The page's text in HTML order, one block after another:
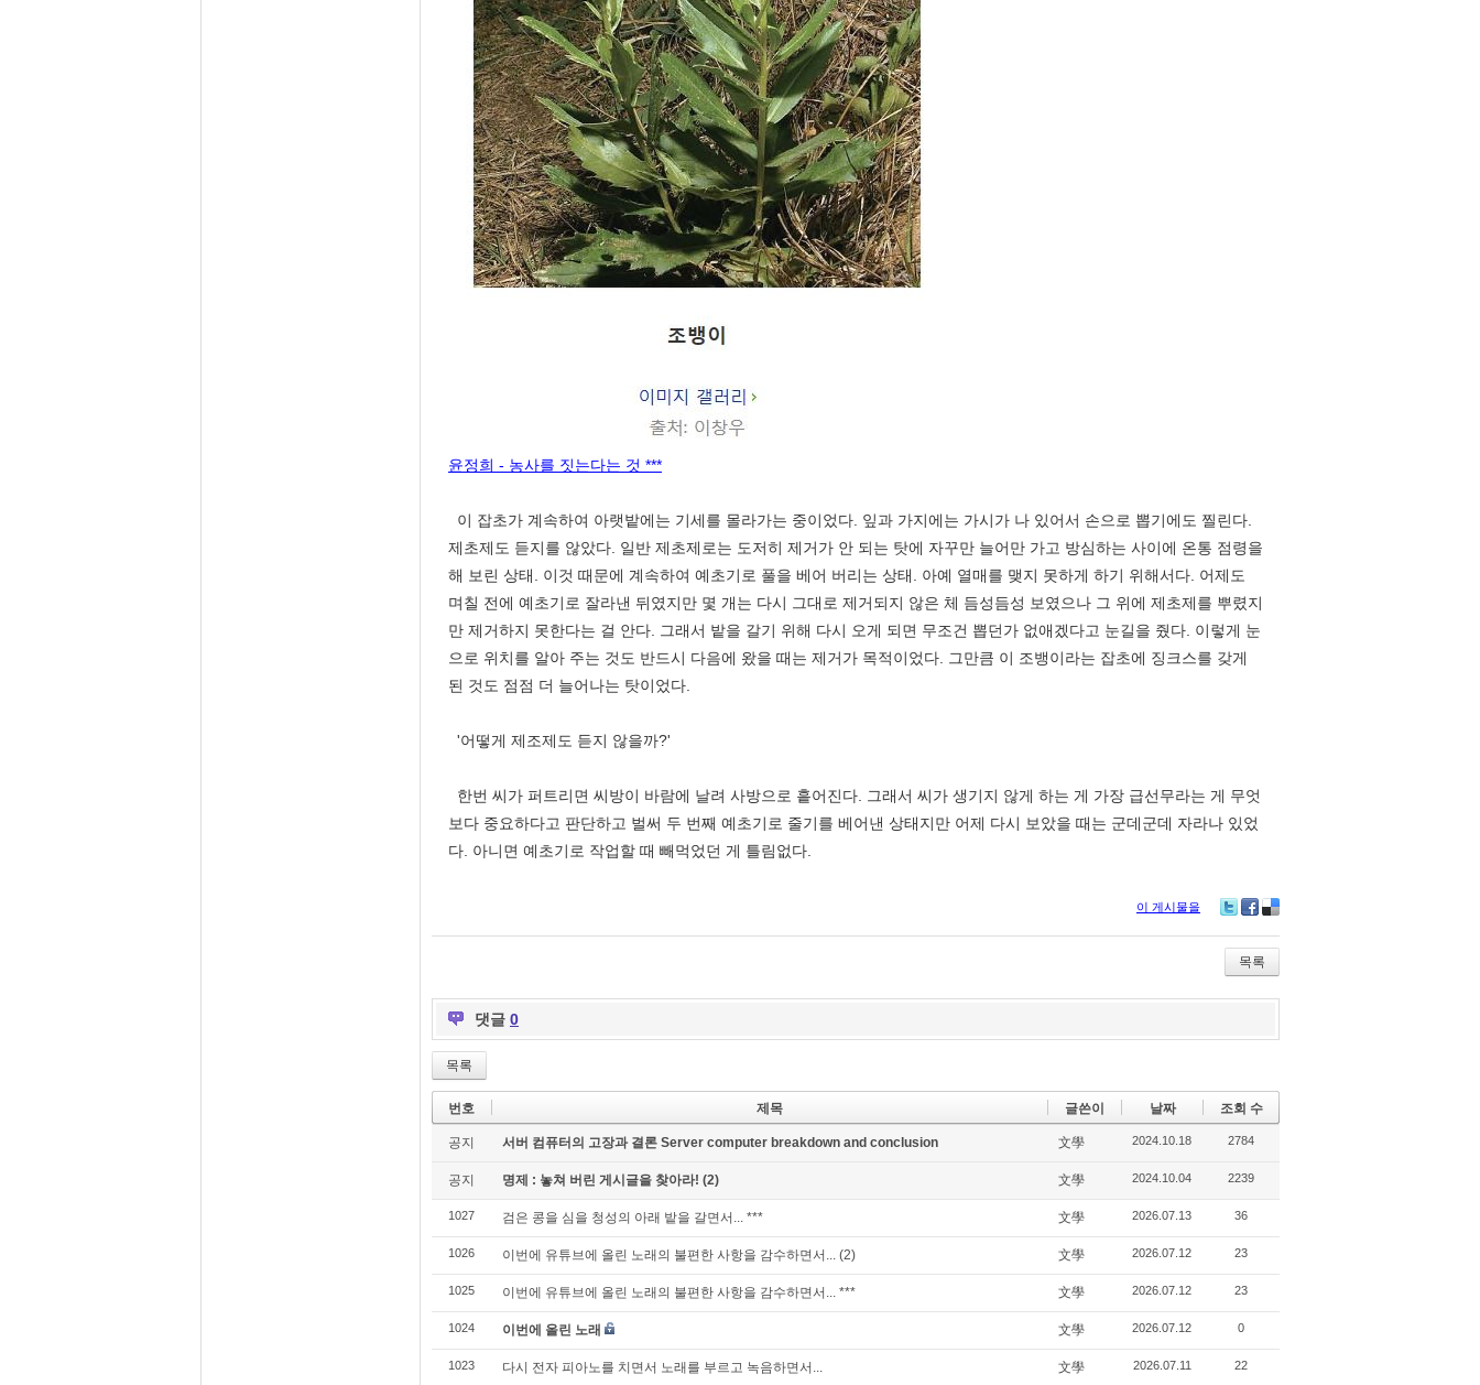
윤정희 - 농사를 짓는다는 것 ***
이 잡초가 계속하여 아랫밭에는 기세를 몰라가는 중이었다. 잎과 가지에는 가시가 나 있어서 손으로 뽑기에도 찔린다.
제초제도 듣지를 않았다. 일반 제초제로는 도저히 제거가 안 되는 탓에 자꾸만 늘어만 가고 방심하는 사이에 온통 점령을
해 보린 상태. 이것 때문에 계속하여 예초기로 풀을 베어 버리는 상태. 아예 열매를 맺지 못하게 하기 위해서다. 어제도
며칠 전에 예초기로 잘라낸 뒤였지만 몇 개는 다시 그대로 제거되지 않은 체 듬성듬성 보였으나 그 위에 제초제를 뿌렸지
만 제거하지 못한다는 걸 안다. 그래서 밭을 갈기 위해 다시 오게 되면 무조건 뽑던가 없애겠다고 눈길을 줬다. 이렇게 눈
으로 위치를 알아 주는 것도 반드시 다음에 왔을 때는 제거가 목적이었다. 그만큼 이 조뱅이라는 잡초에 징크스를 갖게
된 것도 점점 더 늘어나는 탓이었다.
'어떻게 제조제도 듣지 않을까?'
한번 씨가 퍼트리면 씨방이 바람에 날려 사방으로 흩어진다. 그래서 씨가 생기지 않게 하는 게 가장 급선무라는 게 무엇
보다 중요하다고 판단하고 벌써 두 번째 예초기로 줄기를 베어낸 상태지만 어제 다시 보았을 때는 군데군데 자라나 있었
다. 아니면 예초기로 작업할 때 빼먹었던 게 틀림없다.
이 게시물을
bo
ok
ou
s
목록
댓글 0
목록
번호 제목 글쓴이 날짜 조회 수
공지 서버 컴퓨터의 고장과 결론 Server computer breakdown and conclusion 文學 2024.10.18 2784
공지 명제 : 놓쳐 버린 게시글을 찾아라! (2) 文學 2024.10.04 2239
1027 검은 콩을 심을 청성의 아래 밭을 갈면서... *** 文學 2026.07.13 36
1026 이번에 유튜브에 올린 노래의 불편한 사항을 감수하면서... (2) 文學 2026.07.12 23
1025 이번에 유튜브에 올린 노래의 불편한 사항을 감수하면서... *** 文學 2026.07.12 23
1024 이번에 올린 노래 文學 2026.07.12 0
1023 다시 전자 피아노를 치면서 노래를 부르고 녹음하면서... 文學 2026.07.11 22